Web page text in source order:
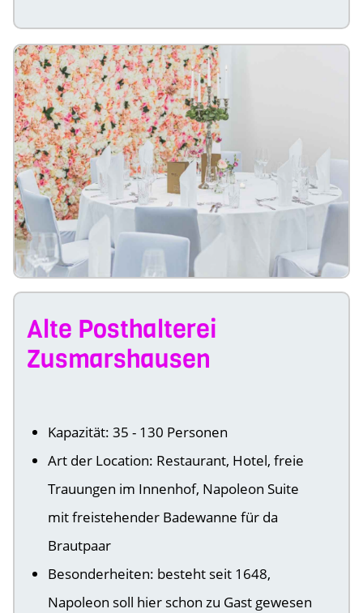
Alte Posthalterei
Zusmarshausen
Kapazität: 35 - 130 Personen
Art der Location: Restaurant, Hotel, freie
Trauungen im Innenhof, Napoleon Suite
mit freistehender Badewanne für da
Brautpaar
Besonderheiten: besteht seit 1648,
Napoleon soll hier schon zu Gast gewesen